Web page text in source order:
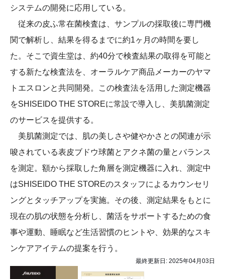
システムの開発に応用している。
従来の皮ふ常在菌検査は、サンプルの採取後に専門機
関で解析し、結果を得るまでに約1ヶ月の時間を要し
た。そこで資生堂は、約40分で検査結果の取得を可能と
する新たな検査法を、オーラルケア商品メーカーのヤマ
トエスロンと共同開発。この検査法を活用した測定機器
をSHISEIDO THE STOREに常設で導入し、美肌菌測定
のサービスを提供する。
美肌菌測定では、肌の美しさや健やかさとの関連が示
唆されている表皮ブドウ球菌とアクネ菌の量とバランス
を測定。額から採取した角層を測定機器に入れ、測定中
はSHISEIDO THE STOREのスタッフによるカウンセリ
ングとタッチアップを実施。その後、測定結果をもとに
現在の肌の状態を分析し、菌活をサポートするための食
事や運動、睡眠など生活習慣のヒントや、効果的なスキ
ンケアアイテムの提案を行う。
最終更新日: 2025年04月03日